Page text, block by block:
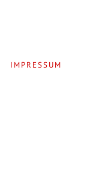
IMPRESSUM